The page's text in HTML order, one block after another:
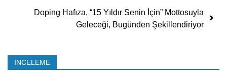
Doping Hafıza, “15 Yıldır Senin İçin” Mottosuyla
Geleceği, Bugünden Şekillendiriyor
İNCELEME